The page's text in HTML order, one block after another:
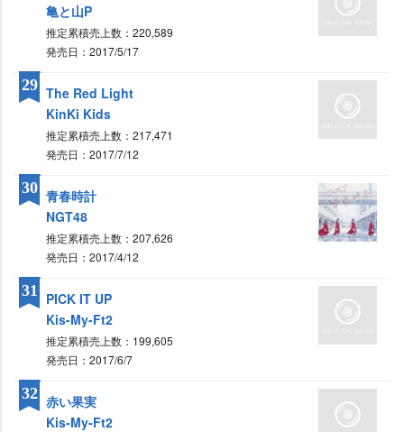
亀と山P
推定累積売上数：220,589
発売日：2017/5/17
The Red Light
KinKi Kids
推定累積売上数：217,471
発売日：2017/7/12
29
青春時計
NGT48
推定累積売上数：207,626
発売日：2017/4/12
30
PICK IT UP
Kis-My-Ft2
推定累積売上数：199,605
発売日：2017/6/7
31
赤い果実
Kis-My-Ft2
32